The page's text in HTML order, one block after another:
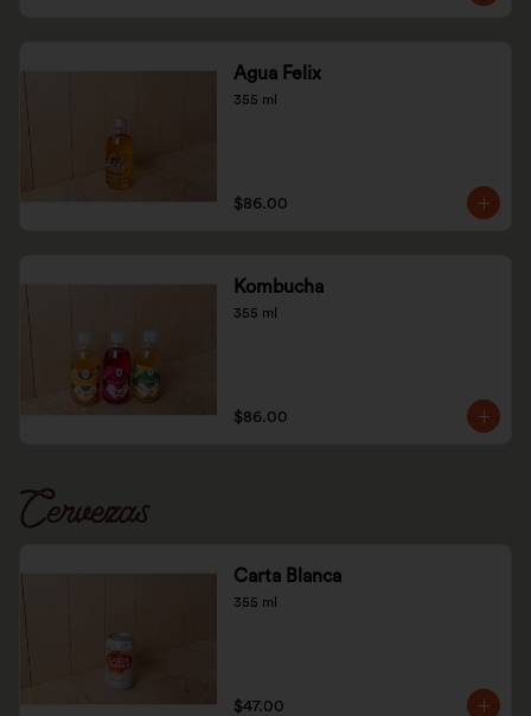
Agua Felix
355 ml
$86.00
Kombucha
355 ml
$86.00
Cervezas
Carta Blanca
355 ml
$47.00